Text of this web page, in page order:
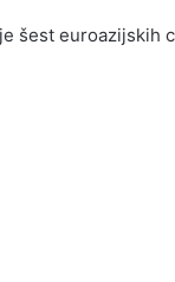
šest euroazijskih